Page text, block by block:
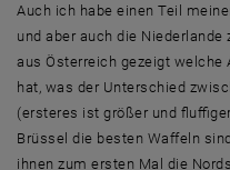
Auch ich habe einen Teil
und aber auch die Niederlande
aus Österreich gezeigt welche
hat, was der Unterschied
(ersteres ist größer und
Brüssel die besten Waffeln
ihnen zum ersten Mal die